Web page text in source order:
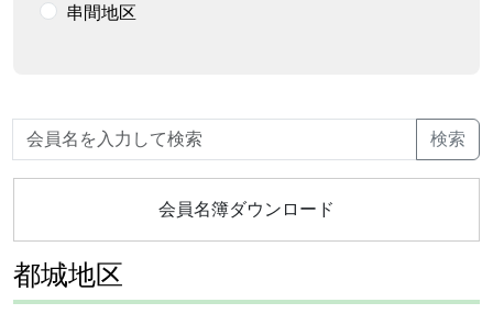
串間地区
検索
会員名簿ダウンロード
都城地区